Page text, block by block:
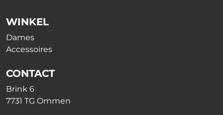
WINKEL
Dames
Accessoires
CONTACT
Brink 6
7731 TG Ommen